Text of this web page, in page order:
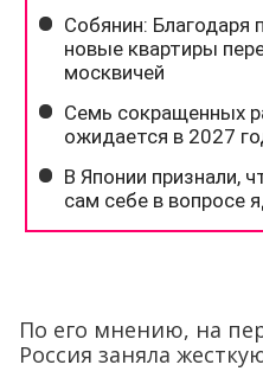
По его мнению, на
Россия заняла